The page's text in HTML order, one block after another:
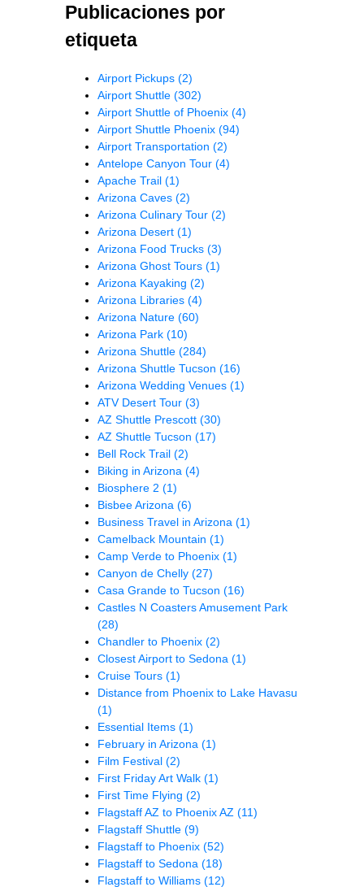
Publicaciones por
etiqueta
Airport Pickups (2)
Airport Shuttle (302)
Airport Shuttle of Phoenix (4)
Airport Shuttle Phoenix (94)
Airport Transportation (2)
Antelope Canyon Tour (4)
Apache Trail (1)
Arizona Caves (2)
Arizona Culinary Tour (2)
Arizona Desert (1)
Arizona Food Trucks (3)
Arizona Ghost Tours (1)
Arizona Kayaking (2)
Arizona Libraries (4)
Arizona Nature (60)
Arizona Park (10)
Arizona Shuttle (284)
Arizona Shuttle Tucson (16)
Arizona Wedding Venues (1)
ATV Desert Tour (3)
AZ Shuttle Prescott (30)
AZ Shuttle Tucson (17)
Bell Rock Trail (2)
Biking in Arizona (4)
Biosphere 2 (1)
Bisbee Arizona (6)
Business Travel in Arizona (1)
Camelback Mountain (1)
Camp Verde to Phoenix (1)
Canyon de Chelly (27)
Casa Grande to Tucson (16)
Castles N Coasters Amusement Park
(28)
Chandler to Phoenix (2)
Closest Airport to Sedona (1)
Cruise Tours (1)
Distance from Phoenix to Lake Havasu
(1)
Essential Items (1)
February in Arizona (1)
Film Festival (2)
First Friday Art Walk (1)
First Time Flying (2)
Flagstaff AZ to Phoenix AZ (11)
Flagstaff Shuttle (9)
Flagstaff to Phoenix (52)
Flagstaff to Sedona (18)
Flagstaff to Williams (12)